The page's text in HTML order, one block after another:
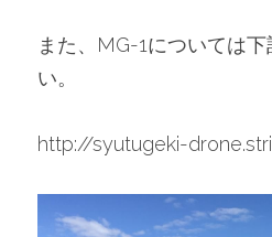
また、MG-1については
い。
http://syutugeki-